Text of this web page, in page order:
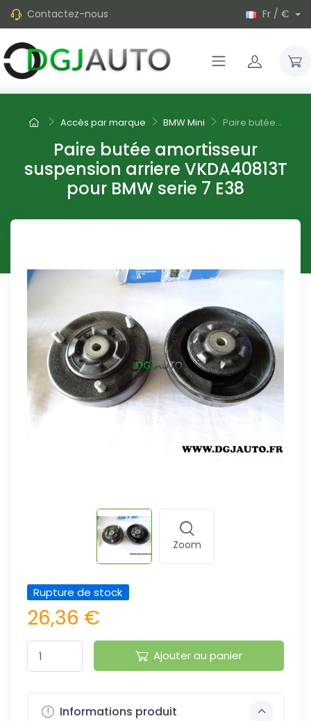
Contactez-nous Fr / €
Accès par marque BMW Mini Paire butée...
Paire butée amortisseur
suspension arriere VKDA40813T
pour BMW serie 7 E38
Zoom
Rupture de stock
26,36 €
Ajouter au panier
Informations produit